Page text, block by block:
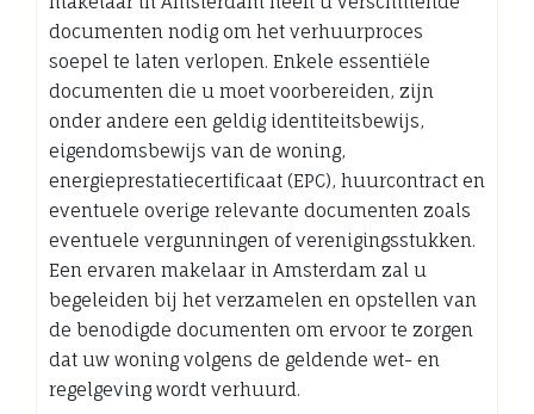
documenten nodig om het verhuurproces
soepel te laten verlopen. Enkele essentiële
documenten die u moet voorbereiden, zijn
onder andere een geldig identiteitsbewijs,
eigendomsbewijs van de woning,
energieprestatiecertificaat (EPC), huurcontract en
eventuele overige relevante documenten zoals
eventuele vergunningen of verenigingsstukken.
Een ervaren makelaar in Amsterdam zal u
begeleiden bij het verzamelen en opstellen van
de benodigde documenten om ervoor te zorgen
dat uw woning volgens de geldende wet- en
regelgeving wordt verhuurd.